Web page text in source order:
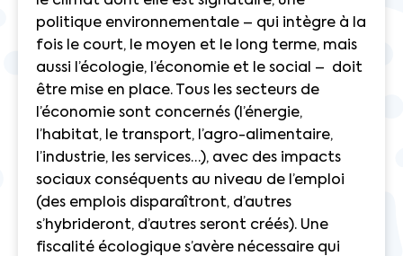
politique environnementale – qui intègre à la
fois le court, le moyen et le long terme, mais
aussi l’écologie, l’économie et le social – doit
être mise en place. Tous les secteurs de
l’économie sont concernés (l’énergie,
l’habitat, le transport, l’agro-alimentaire,
l’industrie, les services…), avec des impacts
sociaux conséquents au niveau de l’emploi
(des emplois disparaîtront, d’autres
s’hybrideront, d’autres seront créés). Une
fiscalité écologique s’avère nécessaire qui